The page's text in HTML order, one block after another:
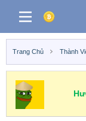
Trang Chủ Thành